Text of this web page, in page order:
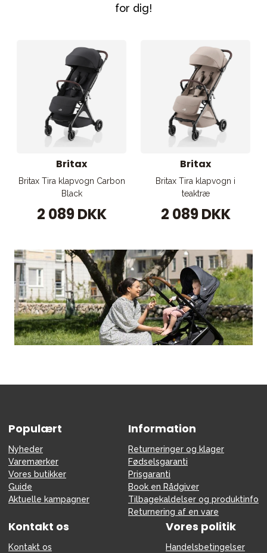
for dig!
Britax
Britax Tira klapvogn Carbon
Black
2 089 DKK
Britax
Britax Tira klapvogn i
teaktræ
2 089 DKK
Populært
Nyheder
Varemærker
Vores butikker
Guide
Aktuelle kampagner
Information
Returneringer og klager
Fødselsgaranti
Prisgaranti
Book en Rådgiver
Tilbagekaldelser og produktinfo
Returnering af en vare
Kontakt os
Kontakt os
Vores politik
Handelsbetingelser